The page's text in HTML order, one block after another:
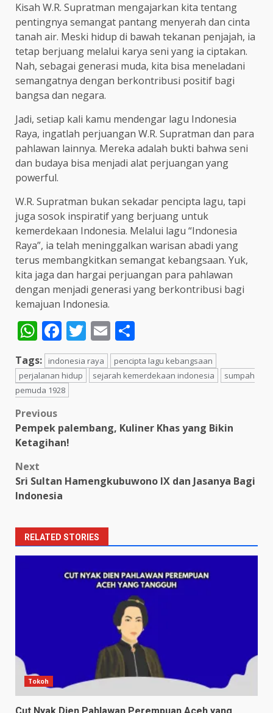
Kisah W.R. Supratman mengajarkan kita tentang
pentingnya semangat pantang menyerah dan cinta
tanah air. Meski hidup di bawah tekanan penjajah, ia
tetap berjuang melalui karya seni yang ia ciptakan.
Nah, sebagai generasi muda, kita bisa meneladani
semangatnya dengan berkontribusi positif bagi
bangsa dan negara.
Jadi, setiap kali kamu mendengar lagu Indonesia
Raya, ingatlah perjuangan W.R. Supratman dan para
pahlawan lainnya. Mereka adalah bukti bahwa seni
dan budaya bisa menjadi alat perjuangan yang
powerful.
W.R. Supratman bukan sekadar pencipta lagu, tapi
juga sosok inspiratif yang berjuang untuk
kemerdekaan Indonesia. Melalui lagu “Indonesia
Raya”, ia telah meninggalkan warisan abadi yang
terus membangkitkan semangat kebangsaan. Yuk,
kita jaga dan hargai perjuangan para pahlawan
dengan menjadi generasi yang berkontribusi bagi
kemajuan Indonesia.
WhatsApp
Facebook
Twitter
Email
Tags: indonesia raya
pencipta lagu kebangsaan
perjalanan hidup
sejarah kemerdekaan indonesia
sumpah
pemuda 1928
Post
navigation
Previous
Pempek palembang, Kuliner Khas yang Bikin
Ketagihan!
Next
Sri Sultan Hamengkubuwono IX dan Jasanya Bagi
Indonesia
RELATED STORIES
Tokoh